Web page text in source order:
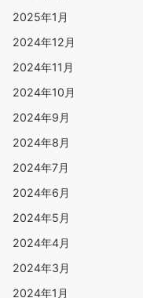
2025年1月
2024年12月
2024年11月
2024年10月
2024年9月
2024年8月
2024年7月
2024年6月
2024年5月
2024年4月
2024年3月
2024年1月